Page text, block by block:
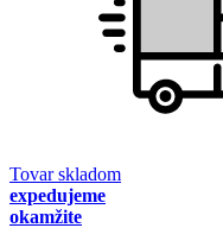
Tovar skladom
expedujeme
okamžite